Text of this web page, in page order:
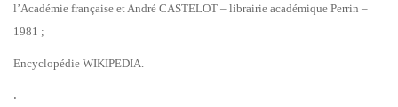
l’Académie française et André CASTELOT – librairie académique Perrin –
1981 ;
Encyclopédie WIKIPEDIA.
.